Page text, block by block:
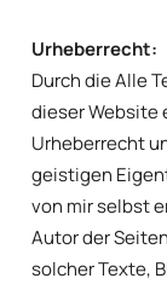
Urheberrecht:
Durch die Alle
dieser Website
Urheberrecht
geistigen
von mir selbst
Autor der
solcher Texte,